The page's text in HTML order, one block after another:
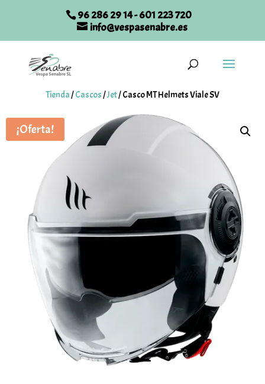
96 286 29 14-601 223 720
info@vespasenabre.es
Tienda/Cascos/Jet/Casco MT Helmets Viale SV
¡Oferta!